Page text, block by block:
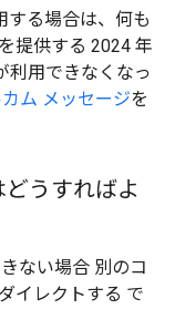
する場合は、何も
提供する 2024 年
利用できなくなっ
ム メッセージを
うすればよ
ない場合 別のコ
イレクトする で